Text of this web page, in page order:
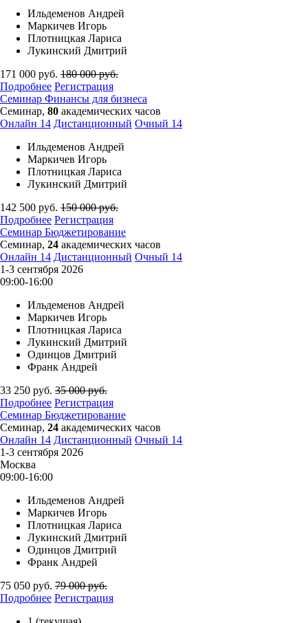
Ильдеменов Андрей
Маркичев Игорь
Плотницкая Лариса
Лукинский Дмитрий
171 000 руб. 180 000руб.
Подробнее Регистрация
Семинар Финансы для бизнеса
Семинар, 80 академических часов
Онлайн 14 Дистанционный Очный 14
Ильдеменов Андрей
Маркичев Игорь
Плотницкая Лариса
Лукинский Дмитрий
142 500 руб. 150 000руб.
Подробнее Регистрация
Семинар Бюджетирование
Семинар, 24 академических часов
Онлайн 14 Дистанционный Очный 14
1-3 сентября 2026
09:00-16:00
Ильдеменов Андрей
Маркичев Игорь
Плотницкая Лариса
Лукинский Дмитрий
Одинцов Дмитрий
Франк Андрей
33 250 руб. 35 000руб.
Подробнее Регистрация
Семинар Бюджетирование
Семинар, 24 академических часов
Онлайн 14 Дистанционный Очный 14
1-3 сентября 2026
Москва
09:00-16:00
Ильдеменов Андрей
Маркичев Игорь
Плотницкая Лариса
Лукинский Дмитрий
Одинцов Дмитрий
Франк Андрей
75 050 руб. 79 000руб.
Подробнее Регистрация